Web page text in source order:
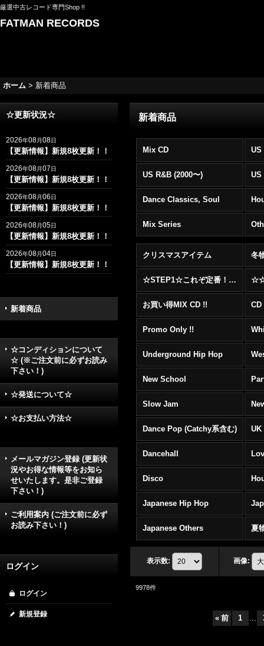
厳選中古レコード専門Shop !!
FATMAN RECORDS
ホーム > 新着商品
☆更新状況☆
2026年08月08日
【更新情報】新規8枚更新！！
2026年08月07日
【更新情報】新規8枚更新！！
2026年08月06日
【更新情報】新規8枚更新！！
2026年08月05日
【更新情報】新規8枚更新！！
2026年08月04日
【更新情報】新規8枚更新！！
新着商品
☆コンディションについて
☆ (※ご注文前に必ずお読み
下さい！)
☆発送について☆
☆お支払い方法☆
メールマガジン登録 (更新状
況やお得な情報等をお知ら
せいたします。是非ご登録
下さい！)
ご利用案内 (ご注文前に必ず
お読み下さい！)
ログイン
ログイン
新規登録
新着商品
Mix CD US
US R&B (2000〜) US
Dance Classics, Soul
Mix Series
クリスマスアイテム 冬
☆STEP1☆これぞ定番！！まずはここから！2000年代R&BフロアヒットBest 100 !!!
お買い得MIX CD !!
Promo Only !!
Underground Hip Hop
New School
Slow Jam
Dance Pop (Catchy系含む) UK
Dancehall
Disco
Japanese Hip Hop
Japanese Others 夏
表示数: 画像:
9978件
« 前 1 ...